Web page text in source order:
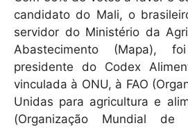
p o
k
candidato do Mali, o
servidor do Ministério da
Abastecimento (Mapa),
presidente do Codex
vinculada à ONU, à FAO
Unidas para agricultura e
(Organização Mundial